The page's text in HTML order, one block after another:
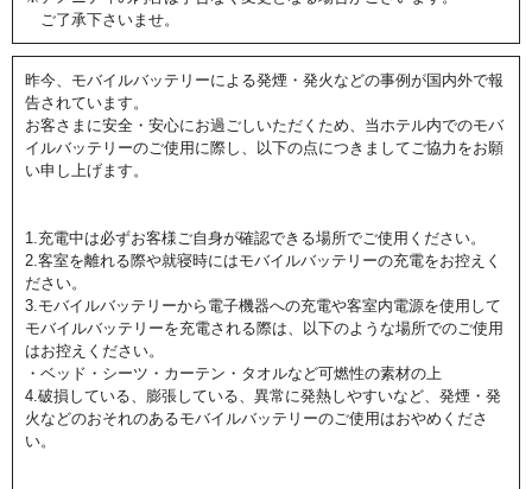
ご了承下さいませ。
昨今、モバイルバッテリーによる発煙・発火などの事例が国内外で報
告されています。
お客さまに安全・安心にお過ごしいただくため、当ホテル内でのモバ
イルバッテリーのご使用に際し、以下の点につきましてご協力をお願
い申し上げます。
1.充電中は必ずお客様ご自身が確認できる場所でご使用ください。
2.客室を離れる際や就寝時にはモバイルバッテリーの充電をお控えく
ださい。
3.モバイルバッテリーから電子機器への充電や客室内電源を使用して
モバイルバッテリーを充電される際は、以下のような場所でのご使用
はお控えください。
・ベッド・シーツ・カーテン・タオルなど可燃性の素材の上
4.破損している、膨張している、異常に発熱しやすいなど、発煙・発
火などのおそれのあるモバイルバッテリーのご使用はおやめくださ
い。